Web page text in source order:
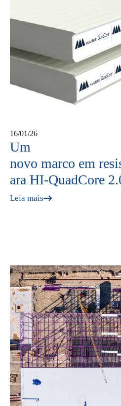
16/01/26
Um
novo marco em
ara HI-QuadCore
Leia mais